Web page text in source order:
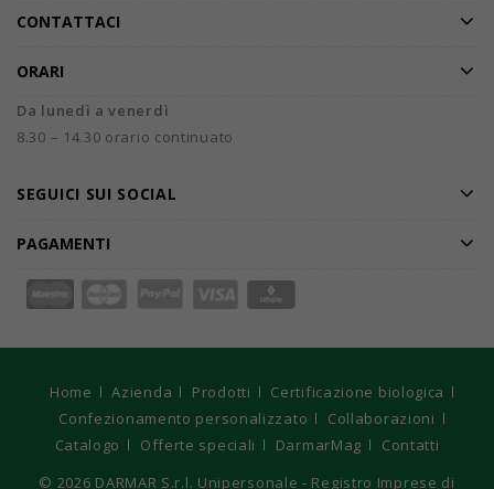
CONTATTACI
ORARI
Da lunedì a venerdì
8.30 – 14.30 orario continuato
SEGUICI SUI SOCIAL
PAGAMENTI
Home Azienda Prodotti
Certificazione biologica
Confezionamento personalizzato
Collaborazioni
Catalogo
Offerte speciali DarmarMag
Contatti
© 2026 DARMAR S.r.l. Unipersonale - Registro Imprese di